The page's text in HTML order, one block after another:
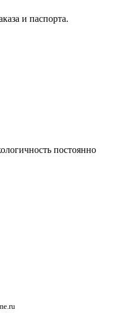
и паспорта.
постоянно